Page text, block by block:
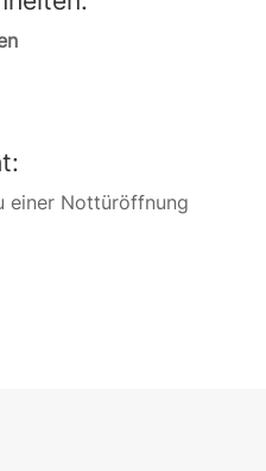
einer Nottüröffnung